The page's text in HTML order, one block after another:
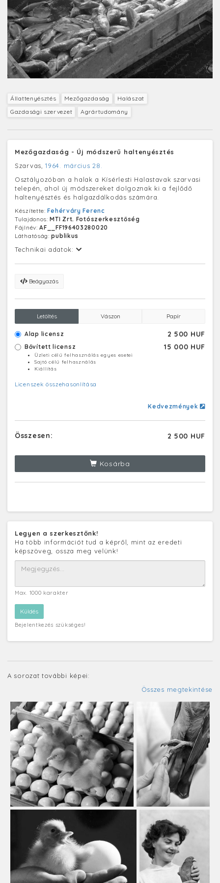
Állattenyésztés Mezőgazdaság
Halászat
Gazdasági szervezet
Agrártudomány
Mezőgazdaság - Új módszerű haltenyésztés
Szarvas,1964. március 28.
Osztályozóban a halak a Kísérlesti Halastavak szarvasi
telepén, ahol új módszereket dolgoznak ki a fejlődő
haltenyésztés és halgazdálkodás számára.
Készítette:Fehérváry Ferenc
Tulajdonos:MTI Zrt. Fotószerkesztőség
Fájlnév:AF__FF196403280020
Láthatóság:publikus
Technikai adatok:
Beágyazás
Letöltés Vászon Papír
Alap licensz 2 500 HUF
Bővített licensz 15 000 HUF
Üzleti célú felhasználás egyes esetei
Sajtó célú felhasználás
Kiállítás
Licenszek összehasonlítása
Kedvezmények
Összesen: 2 500 HUF
Kosárba
Legyen a szerkesztőnk!
Ha több információt tud a képről, mint az eredeti
képszöveg, ossza meg velünk!
Max. 1000 karakter
Bejelentkezés szükséges!
A sorozat további képei:
Összes megtekintése